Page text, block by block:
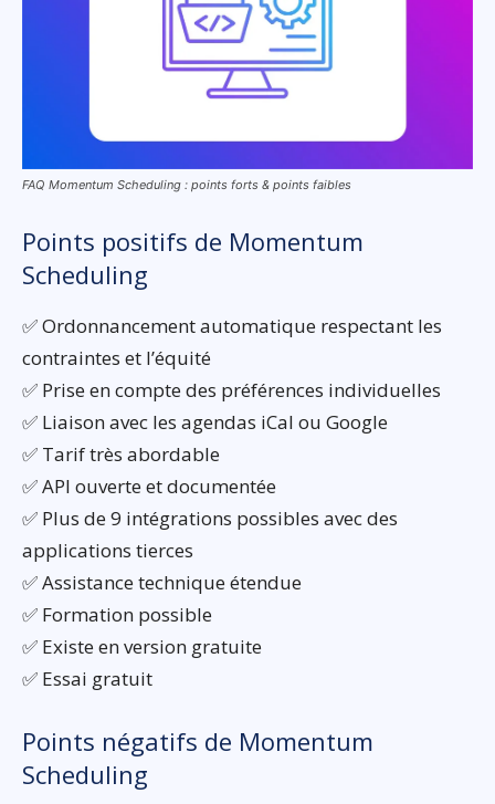
FAQ Momentum Scheduling : points forts & points faibles
Points positifs de Momentum
Scheduling
✅ Ordonnancement automatique respectant les
contraintes et l’équité
✅ Prise en compte des préférences individuelles
✅ Liaison avec les agendas iCal ou Google
✅ Tarif très abordable
✅ API ouverte et documentée
✅ Plus de 9 intégrations possibles avec des
applications tierces
✅ Assistance technique étendue
✅ Formation possible
✅ Existe en version gratuite
✅ Essai gratuit
Points négatifs de Momentum
Scheduling